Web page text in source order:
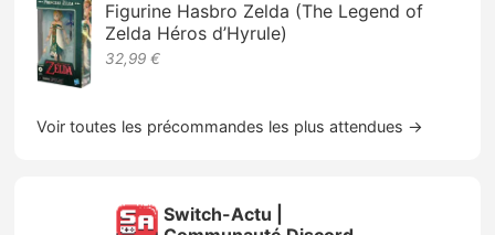
Figurine Hasbro Zelda (The Legend of
Zelda Héros d’Hyrule)
32,99 €
Voir toutes les précommandes les plus attendues →
Switch-Actu |